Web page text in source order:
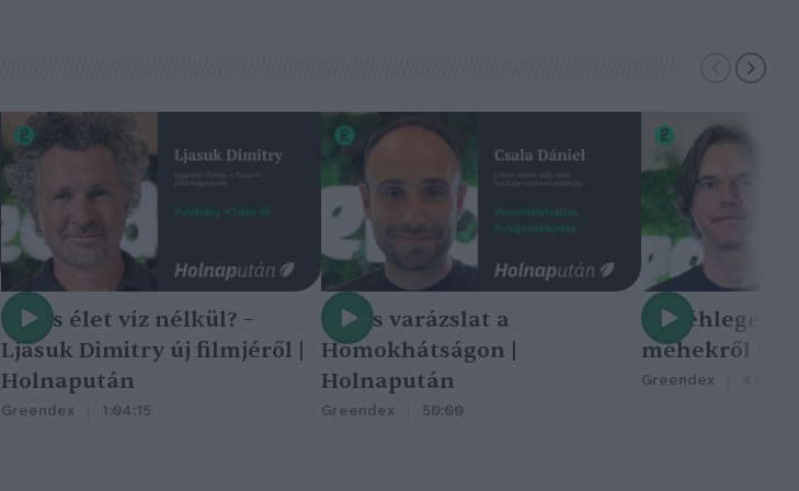
Nincs élet víz nélkül? –
Ljasuk Dimitry új filmjéről |
Holnapután
Greendex 1:04:15
Nincs varázslat a
Homokhátságon |
Holnapután
Greendex 50:00
A méhlegelő
méhekről
Greendex